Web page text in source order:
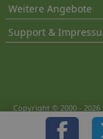
Weitere Angebote
Support &
Copyright © 2000 -
08.08.2026|